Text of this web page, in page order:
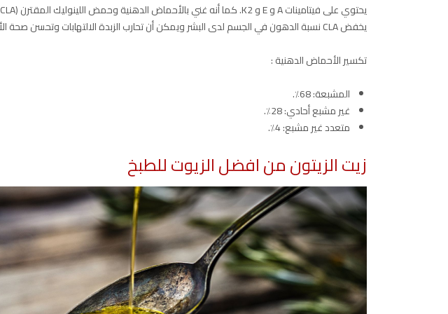
يخفض CLA نسبة الدهون في الجسم لدى البشر ويمكن أن تحارب الزبدة الالتهابات وتحسن صحة الأمعاء .
تكسير الأحماض الدهنية :
المشبعة: 68٪.
غير مشبع أحادي: 28٪.
متعدد غير مشبع: 4٪.
زيت الزيتون من افضل الزيوت للطبخ